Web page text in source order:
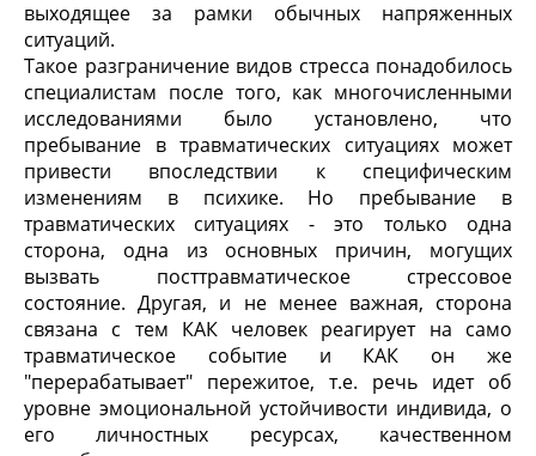
выходящее за рамки обычных напряженных
ситуаций.
Такое разграничение видов стресса понадобилось
специалистам после того, как многочисленными
исследованиями было установлено, что
пребывание в травматических ситуациях может
привести впоследствии к специфическим
изменениям в психике. Но пребывание в
травматических ситуациях - это только одна
сторона, одна из основных причин, могущих
вызвать посттравматическое стрессовое
состояние. Другая, и не менее важная, сторона
связана с тем КАК человек реагирует на само
травматическое событие и КАК он же
"перерабатывает" пережитое, т.е. речь идет об
уровне эмоциональной устойчивости индивида, о
его личностных ресурсах, качественном